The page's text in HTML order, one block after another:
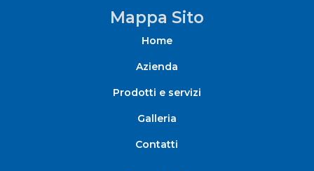
Mappa Sito
Home
Azienda
Prodotti e servizi
Galleria
Contatti